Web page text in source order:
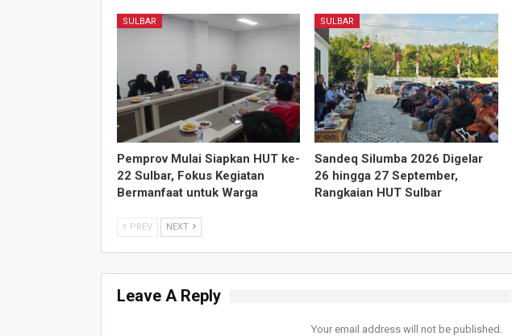
SULBAR
Pemprov Mulai Siapkan HUT ke-
22 Sulbar, Fokus Kegiatan
Bermanfaat untuk Warga
SULBAR
Sandeq Silumba 2026 Digelar
26 hingga 27 September,
Rangkaian HUT Sulbar
PREV NEXT
Leave A Reply
Your email address will not be published.